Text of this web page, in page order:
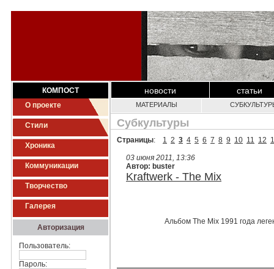
КОМПОСТ
О проекте
Стили
Хроника
Коммуникации
Творчество
Галерея
Авторизация
Пользователь:
Пароль:
новости статьи
МАТЕРИАЛЫ
Субкультуры
Страницы: 1 2 3 4 5 6 7 8 9 10 11 12
03 июня 2011, 13:36
Автор: buster
Kraftwerk - The Mix
Альбом The Mix 1991 года